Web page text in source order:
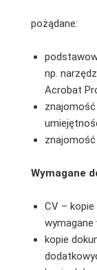
pożądane:
np.
Acrobat
Wymagane
CV –
wymagane
kopie